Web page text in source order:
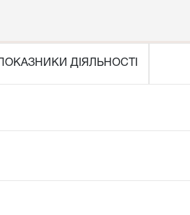
ПОКАЗНИКИ ДІЯЛЬНОСТІ